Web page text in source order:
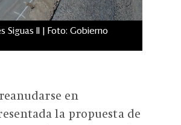
Siguas II | Foto: Gobierno
en
la propuesta de